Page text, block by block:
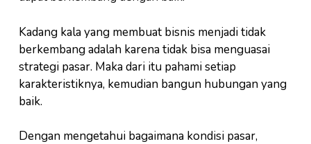
Kadang kala yang membuat bisnis menjadi tidak
berkembang adalah karena tidak bisa menguasai
strategi pasar. Maka dari itu pahami setiap
karakteristiknya, kemudian bangun hubungan yang
baik.
Dengan mengetahui bagaimana kondisi pasar,